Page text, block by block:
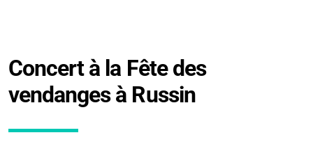
Concert à la Fête des
vendanges à Russin